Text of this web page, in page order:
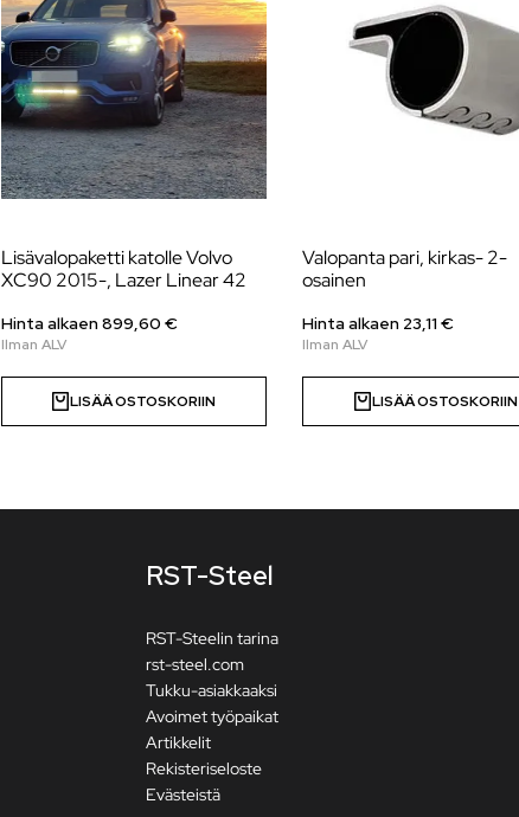
Lisävalopaketti katolle Volvo
XC90 2015-, Lazer Linear 42
Hinta alkaen899,60 €
LISÄÄ OSTOSKORIIN
Valopanta pari, kirkas- 2-
osainen
Hinta alkaen 23,11€
LISÄÄ OSTOSKORIIN
RST-Steel
RST-Steelin tarina
rst-steel.com
Tukku-asiakkaaksi
Avoimet työpaikat
Artikkelit
Rekisteriseloste
Evästeistä